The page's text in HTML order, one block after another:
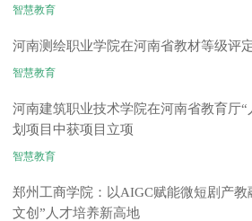
智慧教育
河南测绘职业学院在河南省教材等级评
智慧教育
河南建筑职业技术学院在河南省教育厅
划项目中获项目立项
智慧教育
郑州工商学院：以AIGC赋能微短剧产教
文创”人才培养新高地